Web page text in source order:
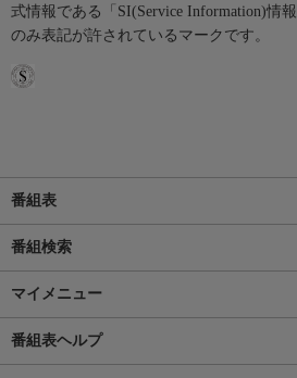
式情報である「SI(Service Information)情
のみ表記が許されているマークです。
番組表
番組検索
マイメニュー
番組表ヘルプ